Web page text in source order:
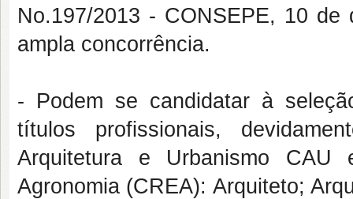
No.197/2013 - CONSEPE, 10
ampla concorrência.
- Podem se candidatar à
títulos profissionais,
Arquitetura e Urbanismo CAU
Agronomia (CREA): Arquiteto;